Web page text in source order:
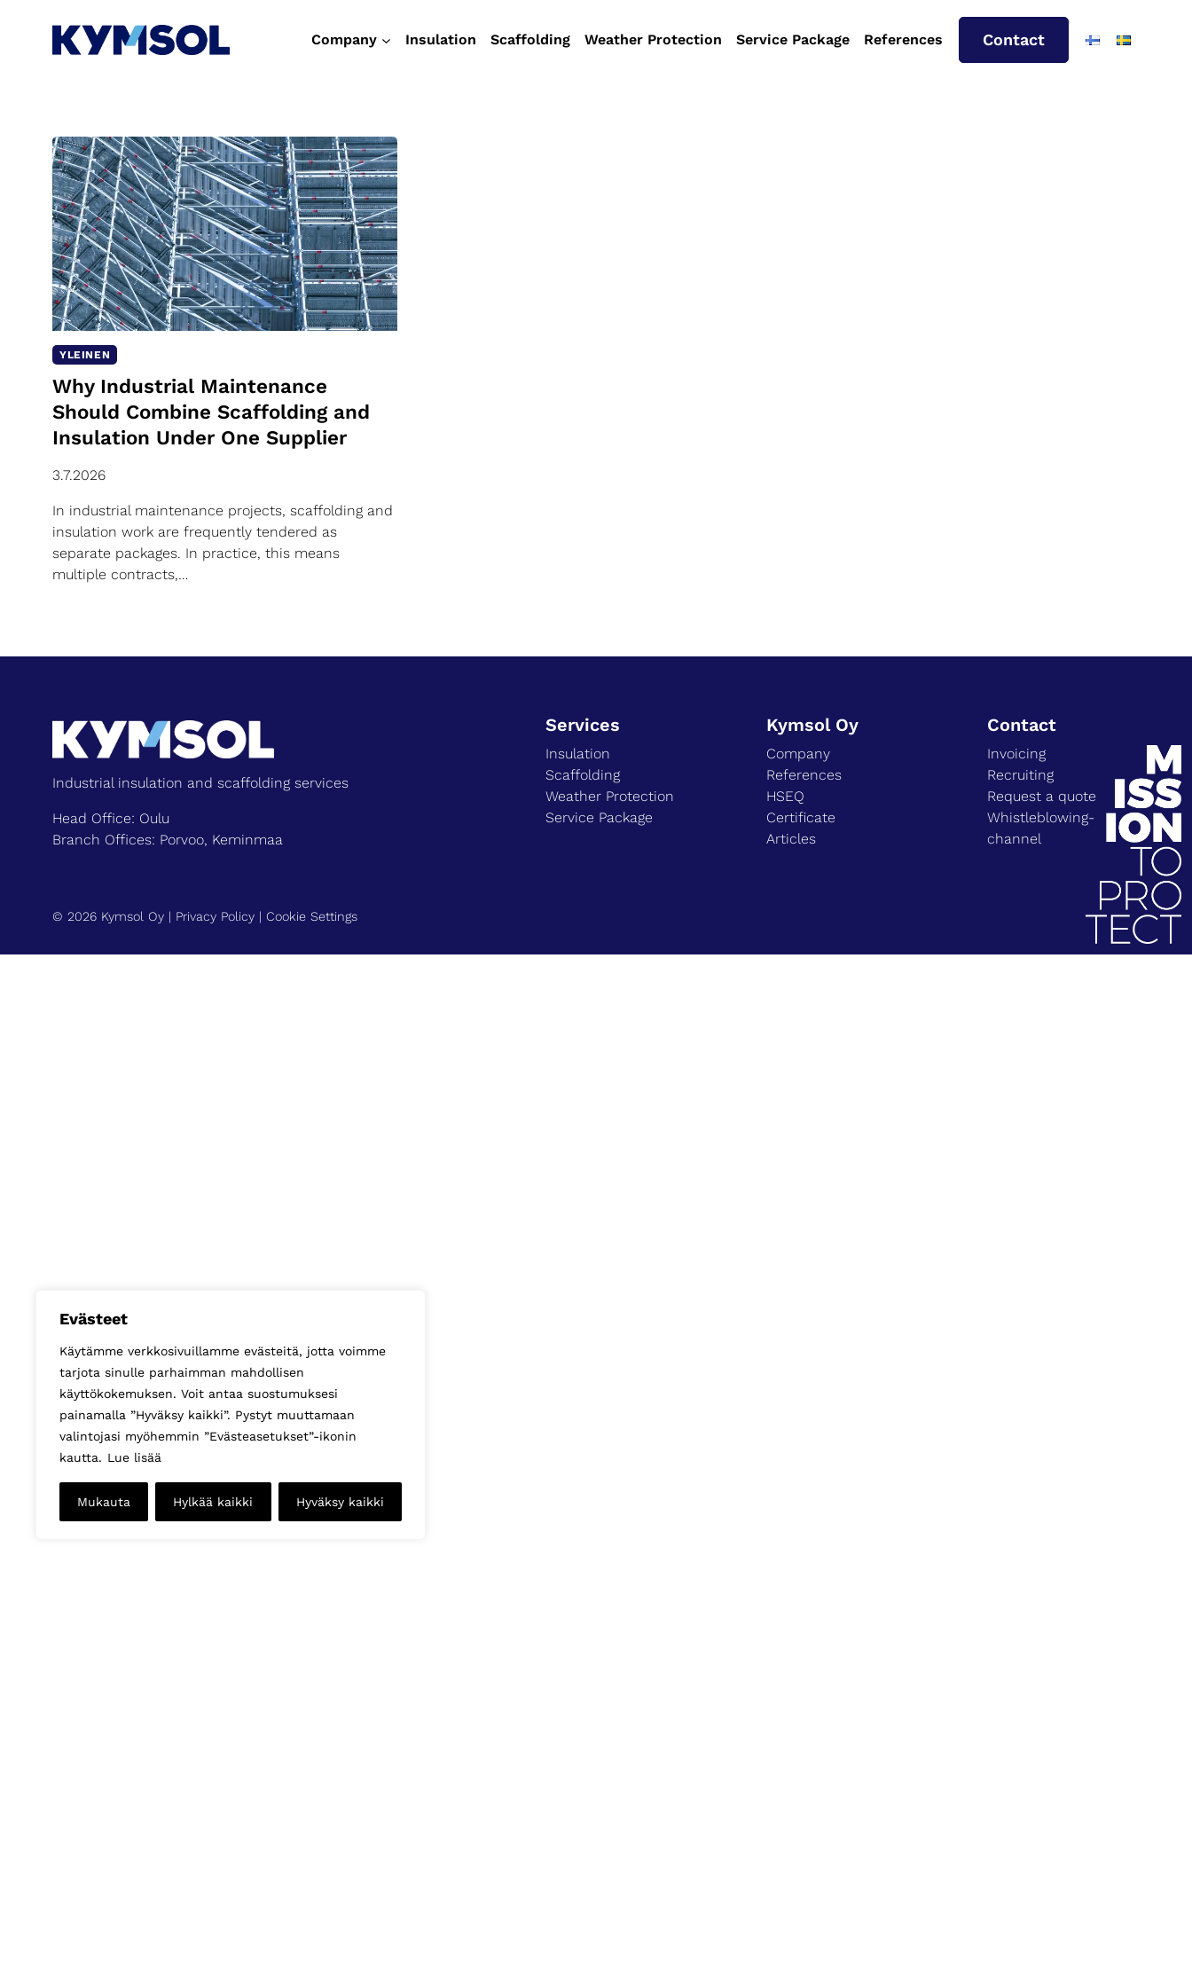
Evästeet
Käytämme verkkosivuillamme evästeitä, jotta voimme
tarjota sinulle parhaimman mahdollisen
käyttökokemuksen. Voit antaa suostumuksesi
painamalla ”Hyväksy kaikki”. Pystyt muuttamaan
valintojasi myöhemmin ”Evästeasetukset”-ikonin
kautta. Lue lisää
Mukauta Hylkää kaikki Hyväksy kaikki
Company Insulation Scaffolding Weather Protection Service Package References Contact
YLEINEN
Why Industrial Maintenance
Should Combine Scaffolding and
Insulation Under One Supplier
3.7.2026
In industrial maintenance projects, scaffolding and
insulation work are frequently tendered as
separate packages. In practice, this means
multiple contracts,…
Industrial insulation and scaffolding services
Head Office: Oulu
Branch Offices: Porvoo, Keminmaa
Services
Insulation
Scaffolding
Weather Protection
Service Package
Kymsol Oy
Company
References
HSEQ
Certificate
Articles
Contact
Invoicing
Recruiting
Request a quote
Whistleblowing-
channel
© 2026 Kymsol Oy | Privacy Policy | Cookie Settings